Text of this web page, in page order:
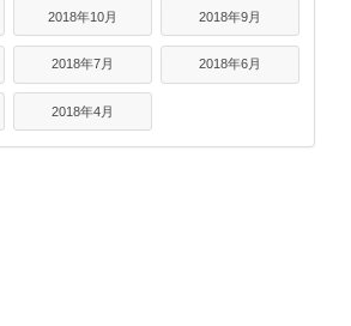
2018年10月 2018年9月
2018年7月 2018年6月
2018年4月